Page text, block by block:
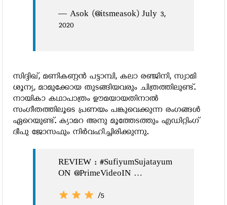
— Asok (@itsmeasok) July 3,
2020
സിദ്ദിഖ്, മണികണ്ഠന്‍ പട്ടാമ്പി, കലാ രഞ്ജിനി, സ്വാമി
ശൂന്യ, മാമുക്കോയ തുടങ്ങിയവരും ചിത്രത്തിലുണ്ട്.
നായികാ കഥാപാത്രം ഊമയായതിനാല്‍
സംഗീതത്തിലൂടെ പ്രണയം പങ്കുവെക്കുന്ന രംഗങ്ങള്‍
ഏറെയുണ്ട്. ക്യാമറ അനു മൂത്തേടത്തും എഡിറ്റിംഗ്
ദീപു ജോസഫും നിര്‍വഹിച്ചിരിക്കുന്നു.
REVIEW : #SufiyumSujatayum
ON @PrimeVideoIN …
/5